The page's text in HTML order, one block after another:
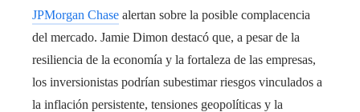
JPMorgan Chase alertan sobre la posible complacencia
del mercado. Jamie Dimon destacó que, a pesar de la
resiliencia de la economía y la fortaleza de las empresas,
los inversionistas podrían subestimar riesgos vinculados a
la inflación persistente, tensiones geopolíticas y la